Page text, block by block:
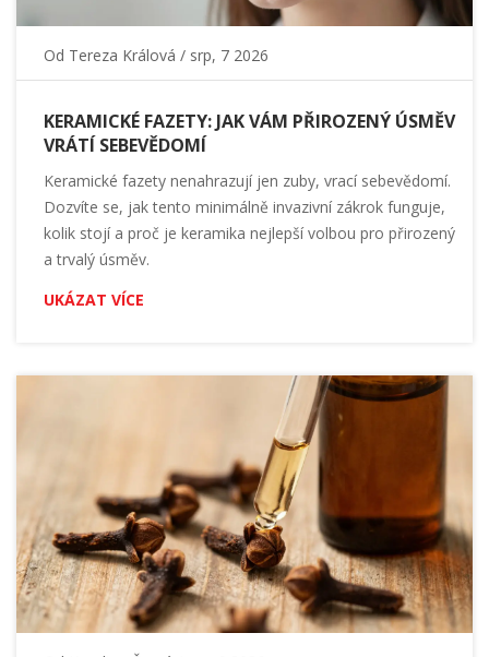
Od Tereza Králová / srp, 7 2026
KERAMICKÉ FAZETY: JAK VÁM PŘIROZENÝ ÚSMĚV
VRÁTÍ SEBEVĚDOMÍ
Keramické fazety nenahrazují jen zuby, vrací sebevědomí.
Dozvíte se, jak tento minimálně invazivní zákrok funguje,
kolik stojí a proč je keramika nejlepší volbou pro přirozený
a trvalý úsměv.
UKÁZAT VÍCE